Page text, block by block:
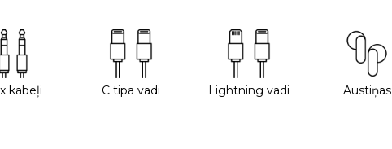
kabeļi C tipa vadi Lightning vadi Austiņas